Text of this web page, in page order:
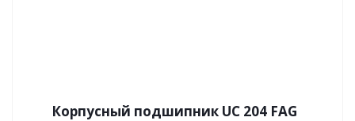
Корпусный подшипник UC 204 FAG